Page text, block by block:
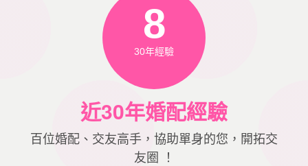
8
30年經驗
近30年婚配經驗
百位婚配、交友高手，協助單身的您，開拓交
友圈 ！